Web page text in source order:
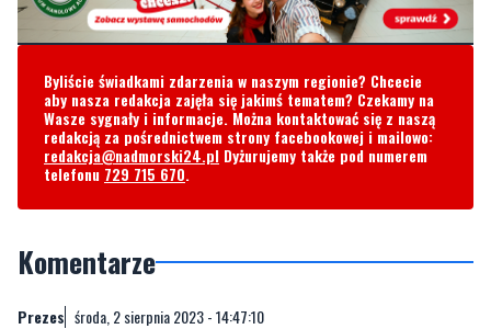
Byliście świadkami zdarzenia w naszym regionie? Chcecie
aby nasza redakcja zajęła się jakimś tematem? Czekamy na
Wasze sygnały i informacje. Można kontaktować się z naszą
redakcją za pośrednictwem strony facebookowej i mailowo:
redakcja@nadmorski24.pl Dyżurujemy także pod numerem
telefonu 729 715 670.
Komentarze
Prezes środa, 2 sierpnia 2023 - 14:47:10